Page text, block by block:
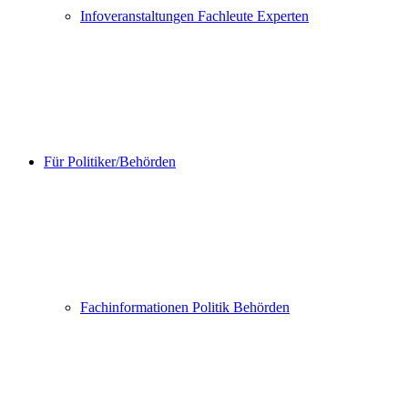
Infoveranstaltungen Fachleute Experten
Für Politiker/Behörden
Fachinformationen Politik Behörden